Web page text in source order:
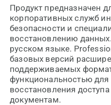
Продукт предназначен
корпоративных служб
безопасности и
восстановлению
русском языке.
базовых версий
поддерживаемых
функциональностью
восстановления
документам.